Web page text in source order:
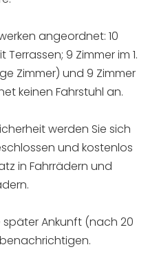
angeordnet: 10
9 Zimmer im 1.
Zimmer) und 9 Zimmer
keinen Fahrstuhl an.
werden Sie sich
und kostenlos
in Fahrrädern und
später Ankunft (nach 20